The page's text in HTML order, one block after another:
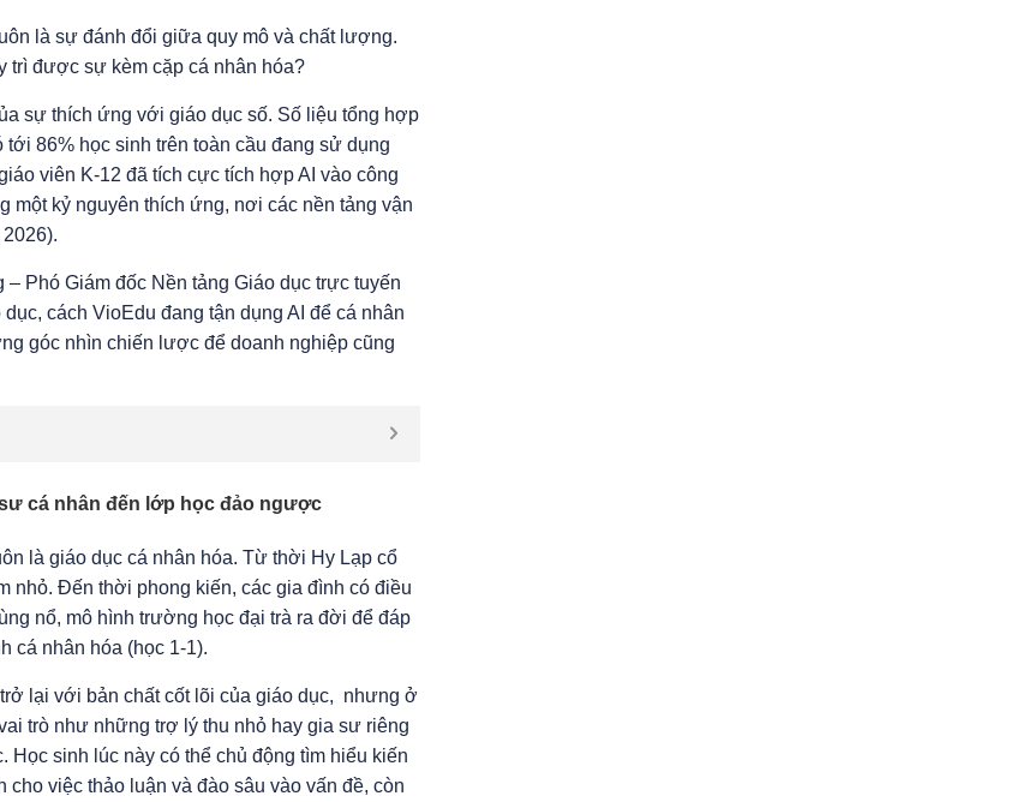
là sự đánh đổi giữa quy mô và chất lượng.
trì được sự kèm cặp cá nhân hóa?
sự thích ứng với giáo dục số. Số liệu tổng hợp
86% học sinh trên toàn cầu đang sử dụng
viên K-12 đã tích cực tích hợp AI vào công
một kỷ nguyên thích ứng, nơi các nền tảng vận
Phó Giám đốc Nền tảng Giáo dục trực tuyến
cách VioEdu đang tận dụng AI để cá nhân
góc nhìn chiến lược để doanh nghiệp cũng
cá nhân đến lớp học đảo ngược
là giáo dục cá nhân hóa. Từ thời Hy Lạp cổ
nhỏ. Đến thời phong kiến, các gia đình có điều
nổ, mô hình trường học đại trà ra đời để đáp
cá nhân hóa (học 1-1).
lại với bản chất cốt lõi của giáo dục, nhưng ở
trò như những trợ lý thu nhỏ hay gia sư riêng
sinh lúc này có thể chủ động tìm hiểu kiến
việc thảo luận và đào sâu vào vấn đề, còn